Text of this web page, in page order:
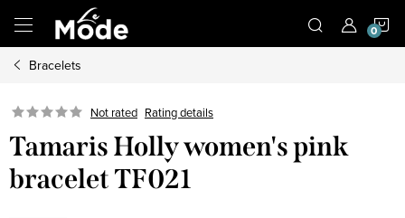
content
Bracelets
Not rated Rating details
Tamaris Holly women's pink
bracelet TF021